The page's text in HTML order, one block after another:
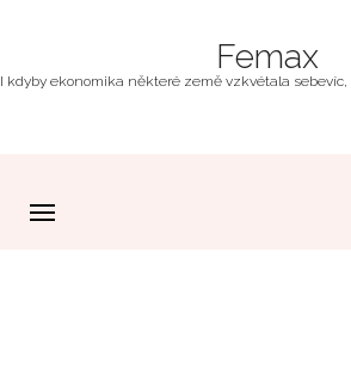
Femax
I kdyby ekonomika některé země vzkvétala